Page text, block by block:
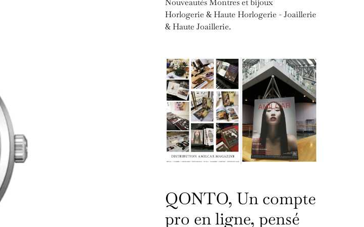
Nouveautés Montres et bijoux
Horlogerie & Haute Horlogerie - Joaillerie
& Haute Joaillerie.
QONTO, Un compte
pro en ligne, pensé